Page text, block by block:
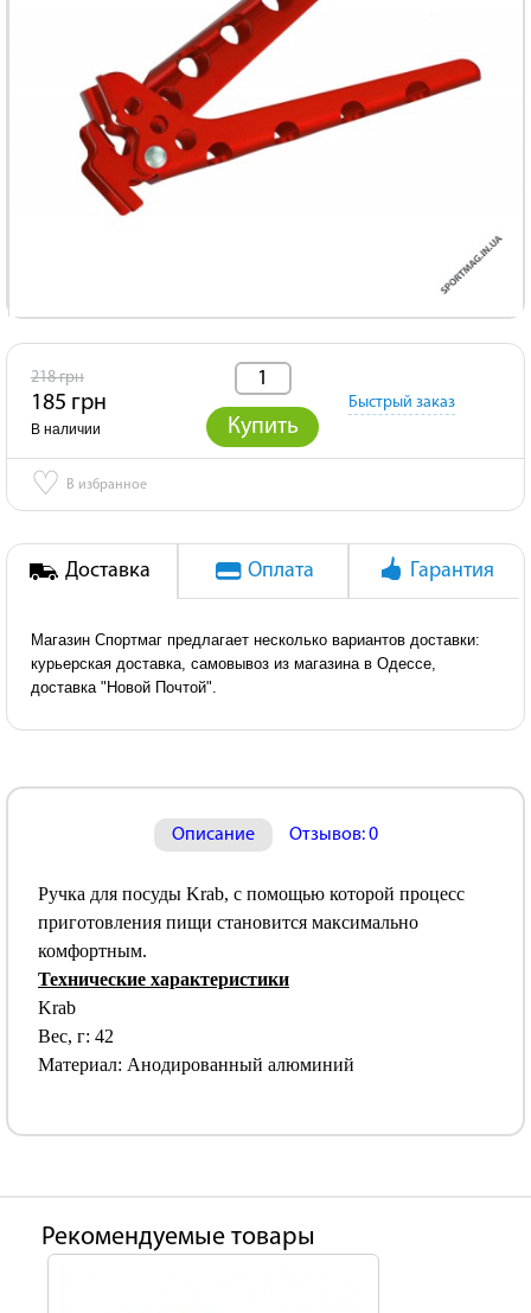
218 грн
185 грн
В наличии Купить
Быстрый заказ
♡ В избранное
Доставка Оплата Гарантия
Магазин Спортмаг предлагает несколько вариантов доставки:
курьерская доставка, самовывоз из магазина в Одессе,
доставка "Новой Почтой".
Описание Отзывов: 0
Ручка для посуды Krab, с помощью которой процесс
приготовления пищи становится максимально
комфортным.
Технические характеристики
Krab
Вес, г: 42
Материал: Анодированный алюминий
Рекомендуемые товары